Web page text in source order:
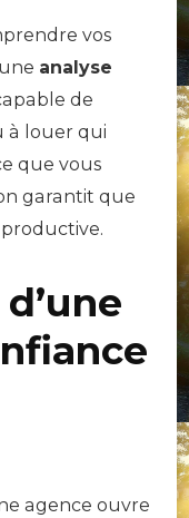
vos
analyse
de
à louer qui
que vous
garantit que
agence ouvre